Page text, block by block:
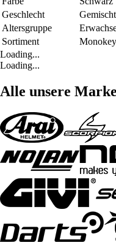
Geschlecht
Gemischt
Altersgruppe
Sortiment
Monokey
Loading...
Loading...
Alle unsere